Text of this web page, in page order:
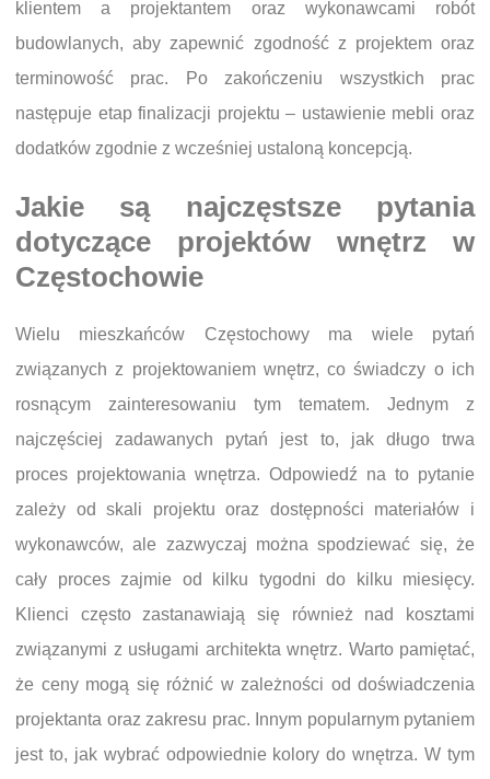
klientem a projektantem oraz wykonawcami robót
budowlanych, aby zapewnić zgodność z projektem oraz
terminowość prac. Po zakończeniu wszystkich prac
następuje etap finalizacji projektu – ustawienie mebli oraz
dodatków zgodnie z wcześniej ustaloną koncepcją.
Jakie są najczęstsze pytania
dotyczące projektów wnętrz w
Częstochowie
Wielu mieszkańców Częstochowy ma wiele pytań
związanych z projektowaniem wnętrz, co świadczy o ich
rosnącym zainteresowaniu tym tematem. Jednym z
najczęściej zadawanych pytań jest to, jak długo trwa
proces projektowania wnętrza. Odpowiedź na to pytanie
zależy od skali projektu oraz dostępności materiałów i
wykonawców, ale zazwyczaj można spodziewać się, że
cały proces zajmie od kilku tygodni do kilku miesięcy.
Klienci często zastanawiają się również nad kosztami
związanymi z usługami architekta wnętrz. Warto pamiętać,
że ceny mogą się różnić w zależności od doświadczenia
projektanta oraz zakresu prac. Innym popularnym pytaniem
jest to, jak wybrać odpowiednie kolory do wnętrza. W tym